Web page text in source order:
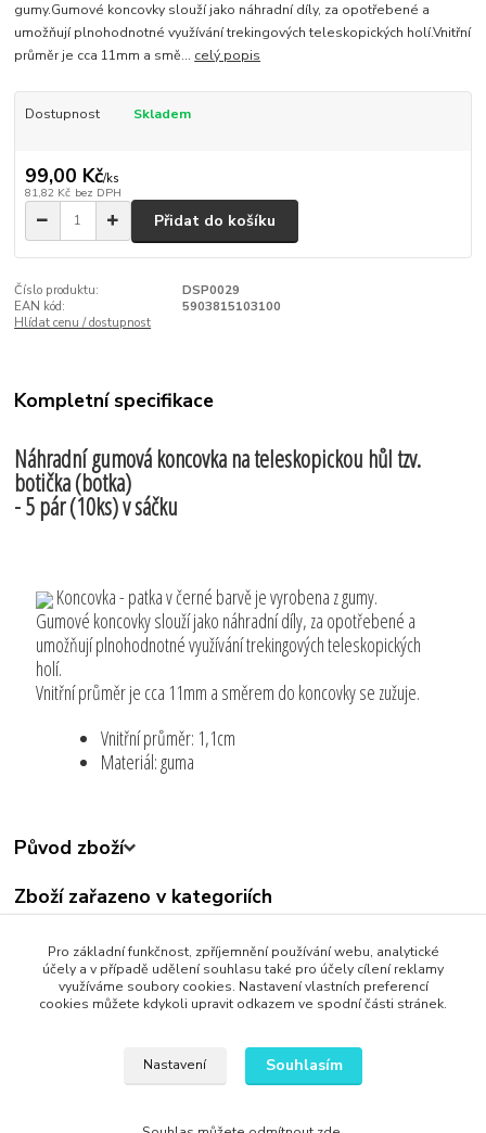
gumy.Gumové koncovky slouží jako náhradní díly, za opotřebené a
umožňují plnohodnotné využívání trekingových teleskopických holí.Vnitřní
průměr je cca 11mm a smě... celý popis
Dostupnost Skladem
99,00 Kč/ks
81,82 Kč bez DPH
Přidat do košíku
Číslo produktu:
DSP0029
EAN kód:
5903815103100
Hlídat cenu / dostupnost
Kompletní specifikace
Náhradní gumová koncovka na teleskopickou hůl tzv.
botička (botka)
- 5 pár (10ks) v sáčku
Koncovka - patka v černé barvě je vyrobena z gumy.
Gumové koncovky slouží jako náhradní díly, za opotřebené a
umožňují plnohodnotné využívání trekingových teleskopických
holí.
Vnitřní průměr je cca 11mm a směrem do koncovky se zužuje.
Vnitřní průměr: 1,1cm
Materiál: guma
Původ zboží
Zboží zařazeno v kategoriích
Sport Rekreace Turistika
Upravit sběr cookies.
Pro základní funkčnost, zpříjemnění používání webu, analytické
účely a v případě udělení souhlasu také pro účely cílení reklamy
využíváme soubory cookies. Nastavení vlastních preferencí
cookies můžete kdykoli upravit odkazem ve spodní části stránek.
Nastavení Souhlasím